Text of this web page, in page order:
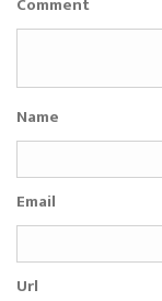
Name
Email
Url